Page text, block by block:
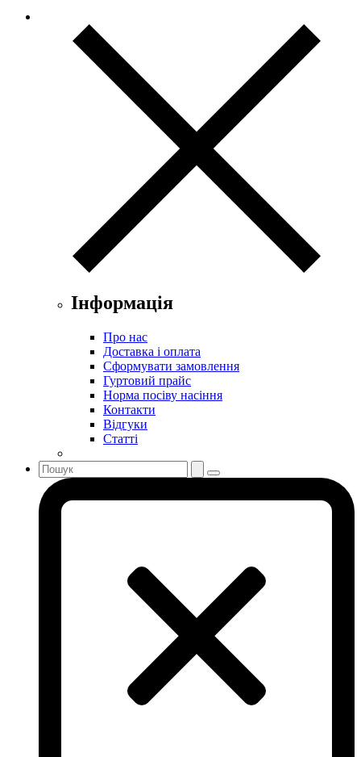
Інформація
Про нас
Доставка і оплата
Сформувати замовлення
Гуртовий прайс
Норма посіву насіння
Контакти
Відгуки
Статті